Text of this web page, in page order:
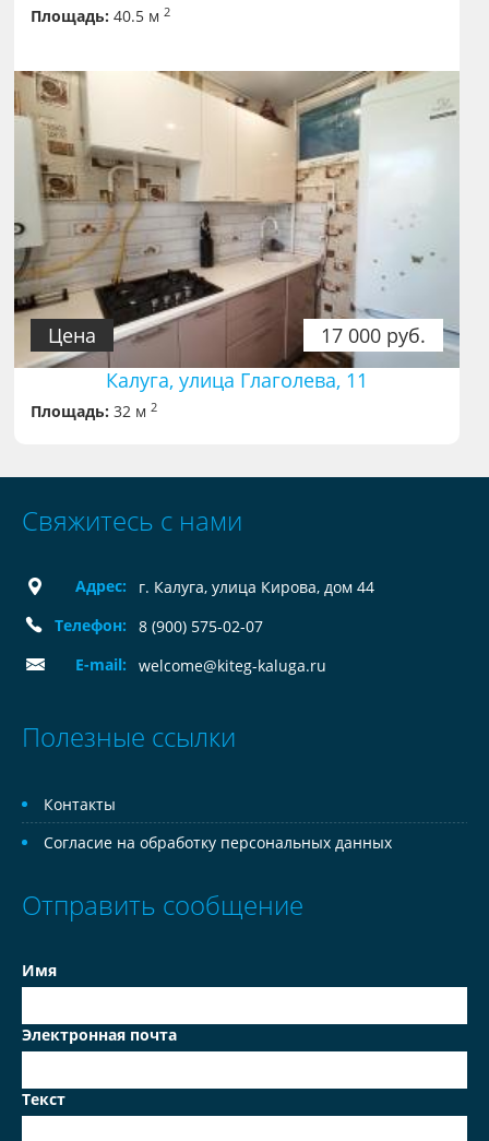
Площадь: 40.5 м2
17 000 руб.
Цена
Калуга, улица Глаголева, 11
Площадь: 32 м2
Свяжитесь с нами
Адрес:
г. Калуга, улица Кирова, дом 44
Телефон:
8 (900) 575-02-07
E-mail:
welcome@kiteg-kaluga.ru
Полезные ссылки
Контакты
Согласие на обработку персональных данных
Отправить сообщение
Имя
Электронная почта
Текст